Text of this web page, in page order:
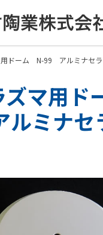
用ドーム N-99 アルミナセラ
ズマ用
ミナセ